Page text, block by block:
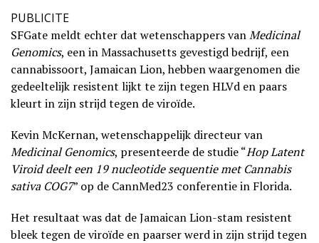
PUBLICITE
SFGate meldt echter dat wetenschappers vanMedicinal
Genomics, een in Massachusetts gevestigd bedrijf, een
cannabissoort, Jamaican Lion, hebben waargenomen die
gedeeltelijk resistent lijkt te zijn tegen HLVd en paars
kleurt in zijn strijd tegen de viroïde.
Kevin McKernan, wetenschappelijk directeur van
Medicinal Genomics, presenteerde de studie “Hop Latent
Viroid deelt een 19 nucleotide sequentie met Cannabis
sativa COG7” op de CannMed23 conferentie in Florida.
Het resultaat was dat de Jamaican Lion-stam resistent
bleek tegen de viroïde en paarser werd in zijn strijd tegen